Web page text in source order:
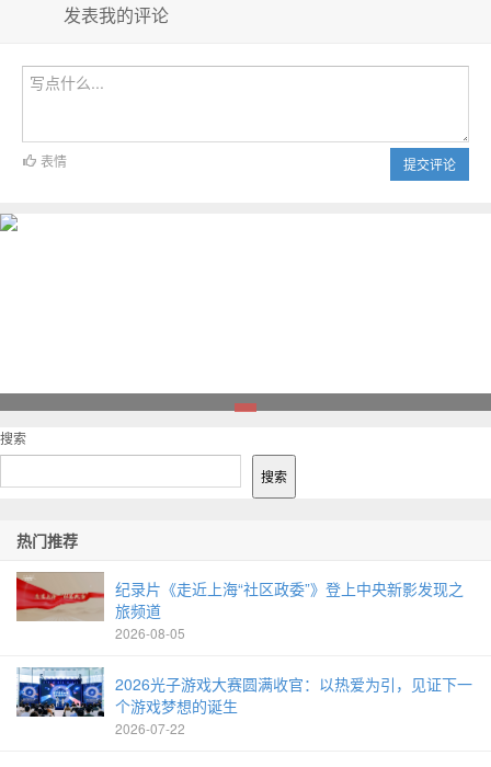
发表我的评论
提交评论
表情
搜索
搜索
热门推荐
纪录片《走近上海“社区政委”》登上中央新影发现之
旅频道
2026-08-05
2026光子游戏大赛圆满收官：以热爱为引，见证下一
个游戏梦想的诞生
2026-07-22